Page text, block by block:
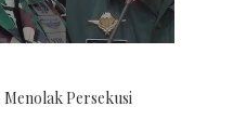
Persekusi